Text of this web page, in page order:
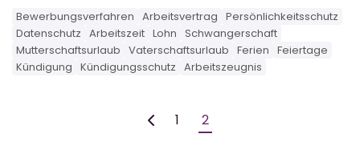
Bewerbungsverfahren Arbeitsvertrag Persönlichkeitsschutz
Datenschutz Arbeitszeit Lohn Schwangerschaft
Mutterschaftsurlaub Vaterschaftsurlaub Ferien Feiertage
Kündigung Kündigungsschutz Arbeitszeugnis
1 2